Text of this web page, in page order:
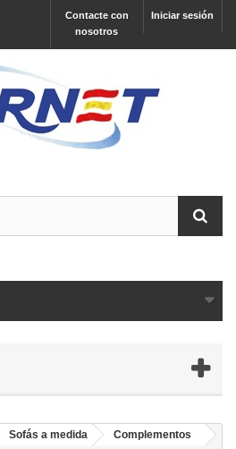
Iniciar sesión
Contacte con
nosotros
Sofás a medida
Complementos